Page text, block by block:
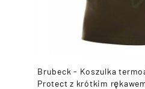
Brubeck - Koszulka
Protect z krótkim